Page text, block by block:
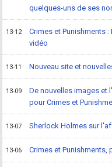
quelques-uns de ses
13-12
Crimes et Punishments
vidéo
13-11 Nouveau site et
13-09
De nouvelles images
pour Crimes et
13-07 Sherlock Holmes sur
13-06 Crimes et